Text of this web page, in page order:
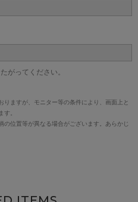
がってください。
ますが、モニター等の条件により、画面上と
す。
の位置等が異なる場合がございます。あらかじ